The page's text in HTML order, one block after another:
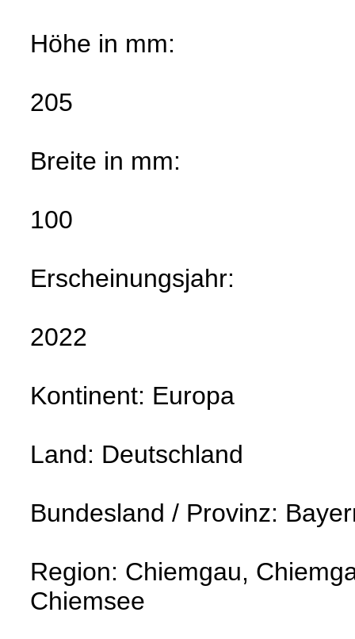
Höhe in mm:
205
Breite in mm:
100
Erscheinungsjahr:
2022
Kontinent: Europa
Land: Deutschland
Bundesland / Provinz:
Region: Chiemgau,
Chiemsee